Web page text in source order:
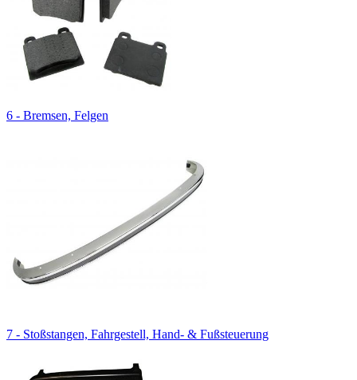
6 - Bremsen, Felgen
7 - Stoßstangen, Fahrgestell, Hand- & Fußsteuerung